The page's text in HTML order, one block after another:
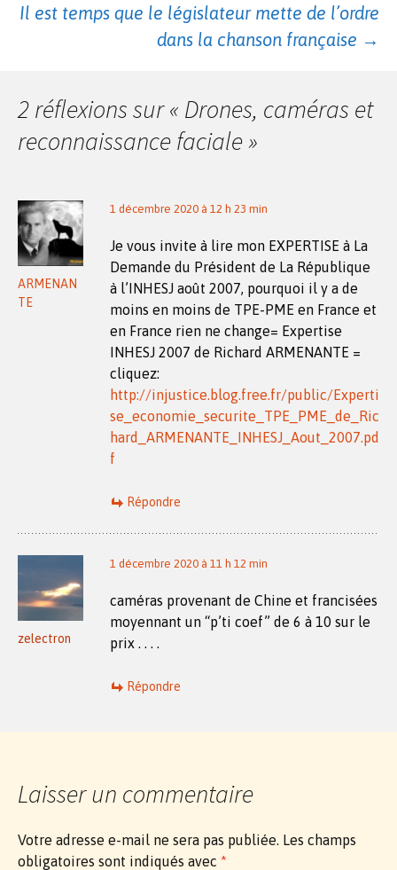
des
Il est temps que le législateur mette de l’ordre
dans la chanson française →
2 réflexions sur « Drones, caméras et
reconnaissance faciale»
ARMENAN
TE
1 décembre 2020 à 12 h 23 min
Je vous invite à lire mon EXPERTISE à La
Demande du Président de La République
à l’INHESJ août 2007, pourquoi il y a de
moins en moins de TPE-PME en France et
en France rien ne change= Expertise
INHESJ 2007 de Richard ARMENANTE =
cliquez:
http://injustice.blog.free.fr/public/Experti
se_economie_securite_TPE_PME_de_Ric
hard_ARMENANTE_INHESJ_Aout_2007.pd
f
Répondre
zelectron
1 décembre 2020 à 11 h 12 min
caméras provenant de Chine et francisées
moyennant un “p’ti coef” de 6 à 10 sur le
prix . . . .
Répondre
Laisser un commentaire
Votre adresse e-mail ne sera pas publiée. Les champs
obligatoires sont indiqués avec *